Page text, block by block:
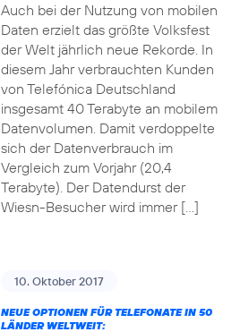
Auch bei der Nutzung von mobilen
Daten erzielt das größte Volksfest
der Welt jährlich neue Rekorde. In
diesem Jahr verbrauchten Kunden
von Telefónica Deutschland
insgesamt 40 Terabyte an mobilem
Datenvolumen. Damit verdoppelte
sich der Datenverbrauch im
Vergleich zum Vorjahr (20,4
Terabyte). Der Datendurst der
Wiesn-Besucher wird immer […]
10. Oktober 2017
NEUE OPTIONEN FÜR TELEFONATE IN 50
LÄNDER WELTWEIT: